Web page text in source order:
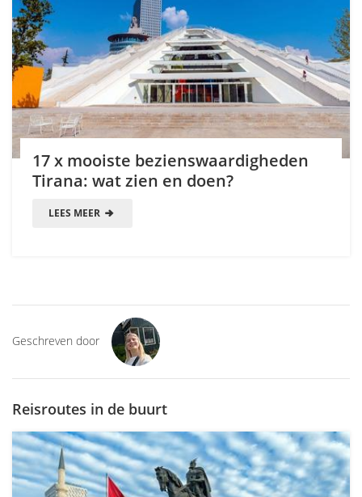
17 x mooiste bezienswaardigheden
Tirana: wat zien en doen?
LEES MEER
Geschreven door
Reisroutes in de buurt